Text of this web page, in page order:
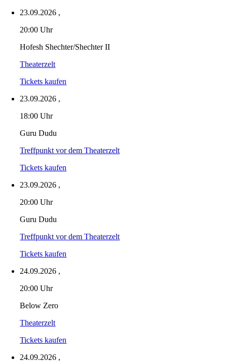
23.09.2026 ,
20:00 Uhr
Hofesh Shechter/Shechter II
Theaterzelt
Tickets kaufen
23.09.2026 ,
18:00 Uhr
Guru Dudu
Treffpunkt vor dem Theaterzelt
Tickets kaufen
23.09.2026 ,
20:00 Uhr
Guru Dudu
Treffpunkt vor dem Theaterzelt
Tickets kaufen
24.09.2026 ,
20:00 Uhr
Below Zero
Theaterzelt
Tickets kaufen
24.09.2026 ,